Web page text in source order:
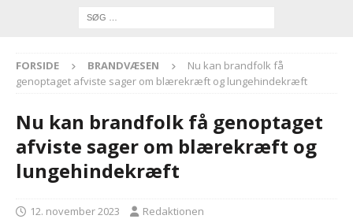
FORSIDE BRANDVÆSEN
Nu kan brandfolk få
genoptaget afviste sager om blærekræft og lungehindekræft
Nu kan brandfolk få genoptaget
afviste sager om blærekræft og
lungehindekræft
12. november 2023 Redaktionen